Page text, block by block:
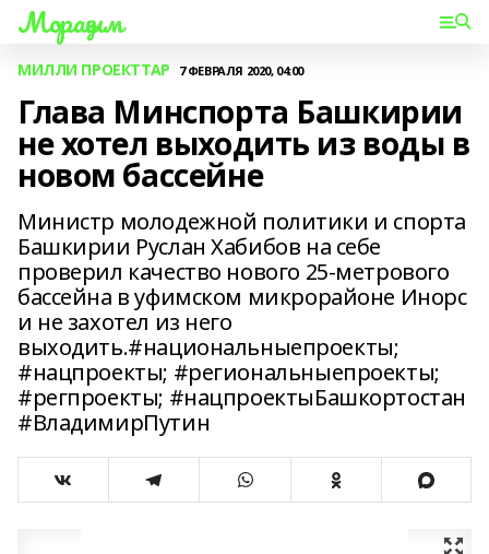
Мораҙым
МИЛЛИ ПРОЕКТТАР 7 ФЕВРАЛЯ 2020, 04:00
Глава Минспорта Башкирии
не хотел выходить из воды в
новом бассейне
Министр молодежной политики и спорта
Башкирии Руслан Хабибов на себе
проверил качество нового 25-метрового
бассейна в уфимском микрорайоне Инорс
и не захотел из него
выходить.#национальныепроекты;
#нацпроекты; #региональныепроекты;
#регпроекты; #нацпроектыБашкортостан
#ВладимирПутин